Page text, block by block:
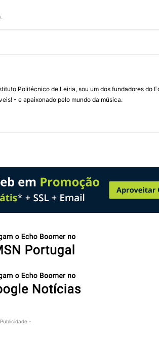
Politécnico de Leiria, sou um dos fundadores do
- e apaixonado pelo mundo da música.
-